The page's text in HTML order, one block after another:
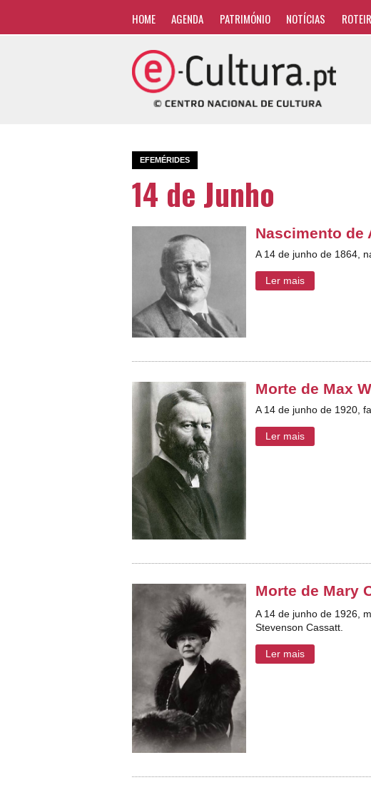
HOME AGENDA PATRIMÓNIO NOTÍCIAS
EFEMÉRIDES
14 de Junho
Nascimento de
A 14 de junho de 1864,
Ler mais
Morte de Max
A 14 de junho de 1920,
Ler mais
Morte de Mary
A 14 de junho de 1926,
Stevenson Cassatt.
Ler mais